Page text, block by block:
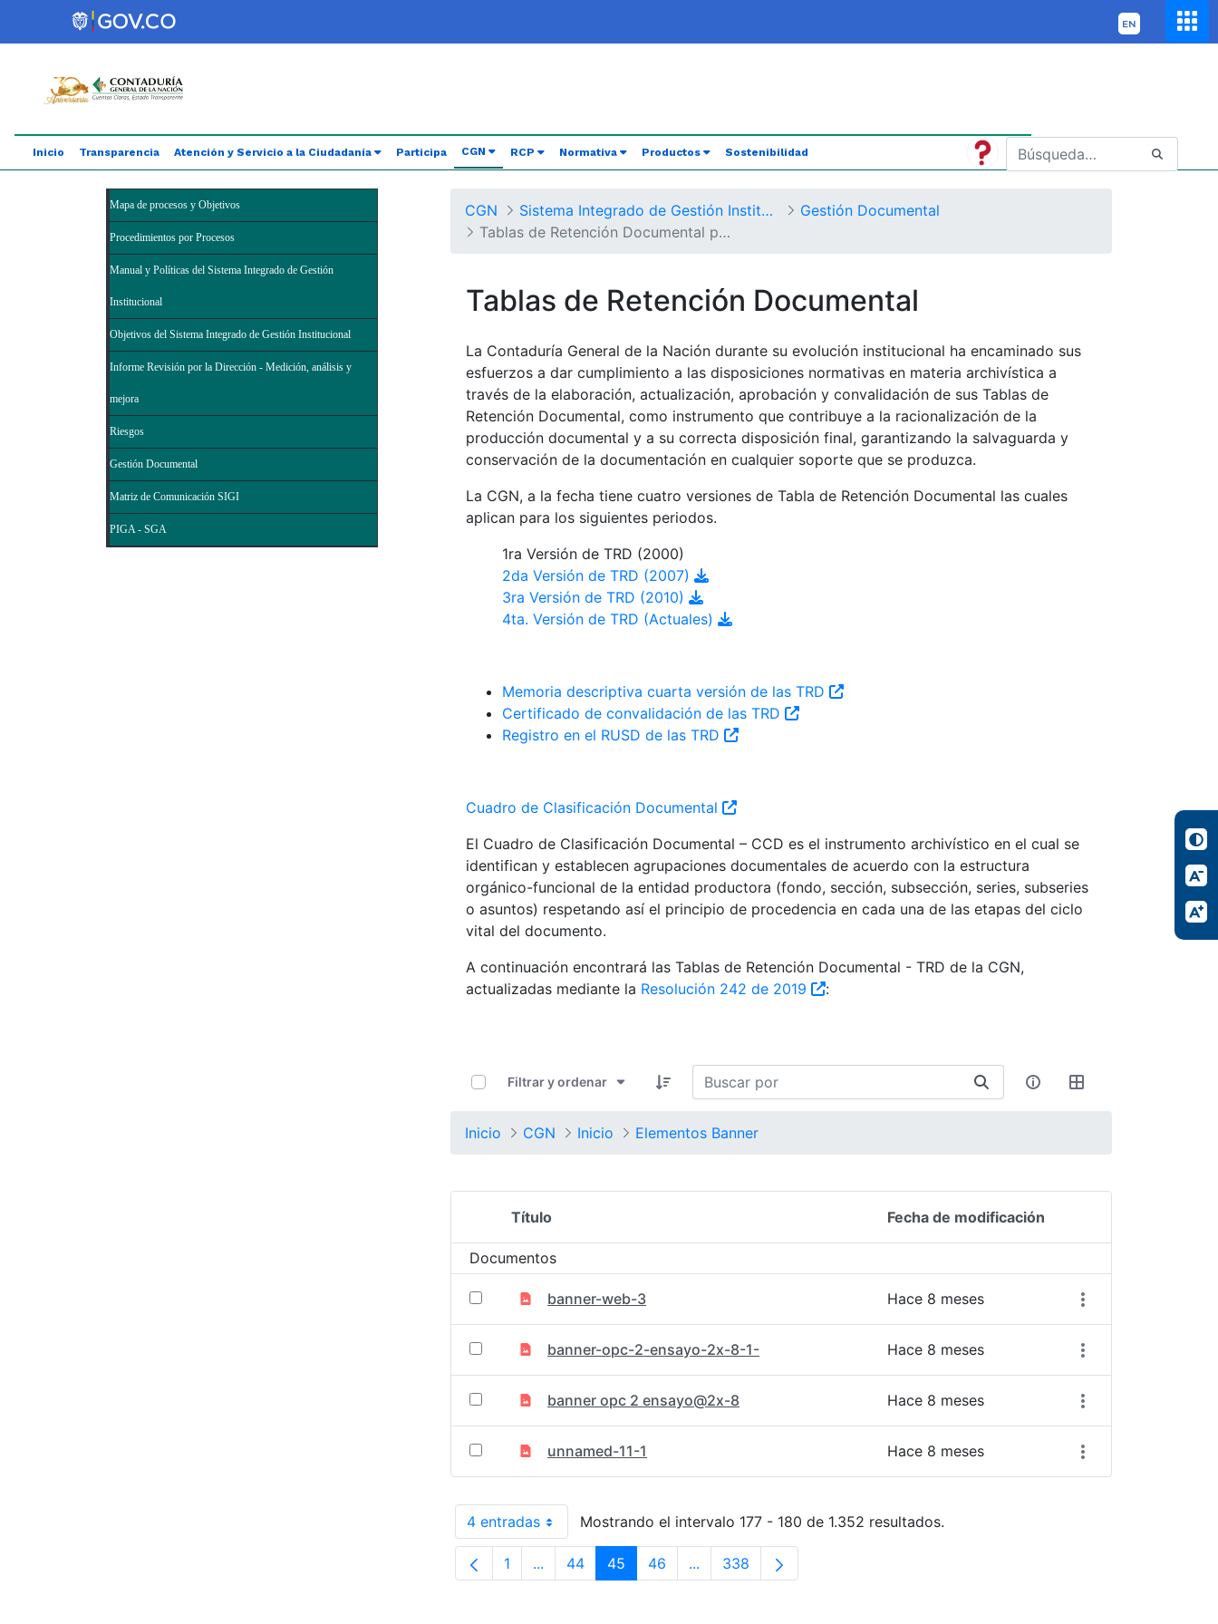
Saltar al contenido principal
Abrir menú de accesibilidad
Inicio Transparencia Atención y Servicio a la Ciudadanía Participa CGN (current)
RCP Normativa Productos Sostenibilidad
Mapa de procesos y Objetivos
Procedimientos por Procesos
Manual y Políticas del Sistema Integrado de Gestión
Institucional
Objetivos del Sistema Integrado de Gestión Institucional
Informe Revisión por la Dirección - Medición, análisis y
mejora
Riesgos
Gestión Documental
Matriz de Comunicación SIGI
PIGA - SGA
CGN Sistema Integrado de Gestión Institucional
Gestión Documental
Tablas de Retención Documental por Procesos
Tablas de Retención Documental
La Contaduría General de la Nación durante su evolución institucional ha encaminado sus
esfuerzos a dar cumplimiento a las disposiciones normativas en materia archivística a
través de la elaboración, actualización, aprobación y convalidación de sus Tablas de
Retención Documental, como instrumento que contribuye a la racionalización de la
producción documental y a su correcta disposición final, garantizando la salvaguarda y
conservación de la documentación en cualquier soporte que se produzca.
La CGN, a la fecha tiene cuatro versiones de Tabla de Retención Documental las cuales
aplican para los siguientes periodos.
1ra Versión de TRD (2000)
2da Versión de TRD (2007)
3ra Versión de TRD (2010)
4ta. Versión de TRD (Actuales)
Memoria descriptiva cuarta versión de las TRD
Certificado de convalidación de las TRD
Registro en el RUSD de las TRD
Cuadro de Clasificación Documental
El Cuadro de Clasificación Documental – CCD es el instrumento archivístico en el cual se
identifican y establecen agrupaciones documentales de acuerdo con la estructura
orgánico-funcional de la entidad productora (fondo, sección, subsección, series, subseries
o asuntos) respetando así el principio de procedencia en cada una de las etapas del ciclo
vital del documento.
A continuación encontrará las Tablas de Retención Documental - TRD de la CGN,
actualizadas mediante la Resolución 242 de 2019 :
Filtrar y ordenar
Inicio CGN Inicio Elementos Banner
Selección del elemento
Título Fecha de modificación
Documentos
banner-web-3 Hace 8 meses
banner-opc-2-ensayo-2x-8-1- Hace 8 meses
banner opc 2 ensayo@2x-8 Hace 8 meses
unnamed-11-1 Hace 8 meses
4 entradasPor páginaMostrando el intervalo 177 - 180 de 1.352 resultados.
Página
1 ...Páginas intermedias Use TAB para desplazarse.
Página
44 Página
45 Página
46 ...Páginas intermedias Use TAB para desplazarse.
Página
338